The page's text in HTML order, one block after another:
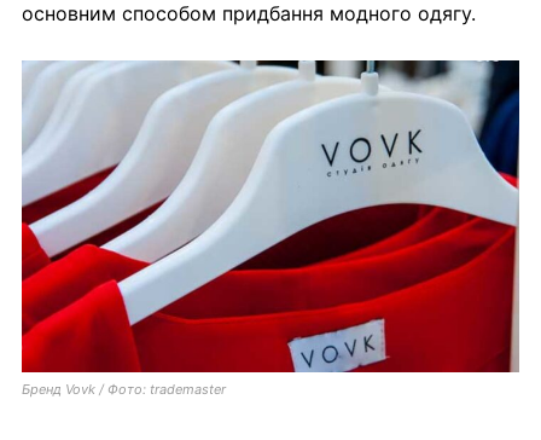
основним способом придбання модного одягу.
Бренд Vovk / Фото: trademaster